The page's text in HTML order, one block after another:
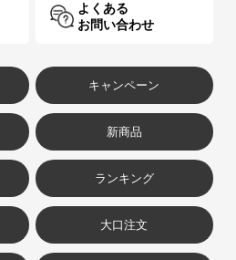
よくある
お問い合わせ
キャンペーン
新商品
ランキング
大口注文